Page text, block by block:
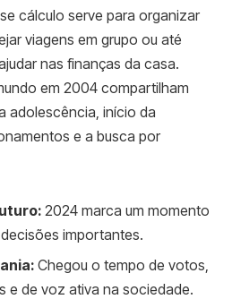
cálculo serve para organizar
viagens em grupo ou até
nas finanças da casa.
em 2004 compartilham
adolescência, início da
e a busca por
2024 marca um momento
importantes.
Chegou o tempo de votos,
e de voz ativa na sociedade.